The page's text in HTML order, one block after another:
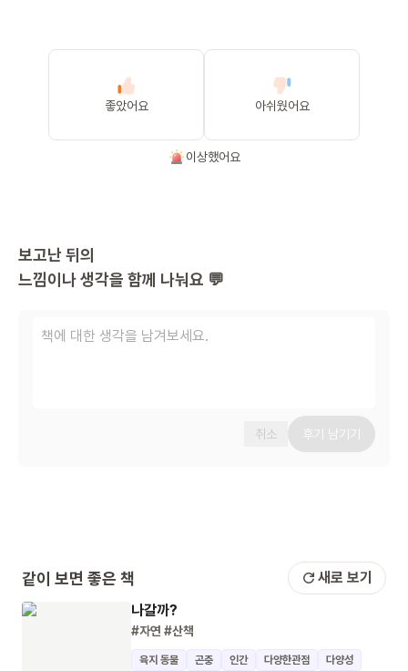
좋았어요 아쉬웠어요
이상했어요
보고난 뒤의
느낌이나 생각을 함께 나눠요 💬
취소 후기 남기기
같이 보면 좋은 책 새로 보기
나갈까?
#자연 #산책
육지 동물 곤충 인간 다양한관점
다양성